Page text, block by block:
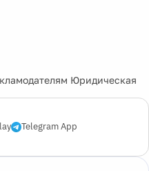
Юридическая
Telegram App